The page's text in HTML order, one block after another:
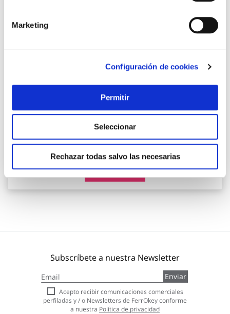
Marketing
Configuración de cookies
Permitir
Seleccionar
Rechazar todas salvo las necesarias
Bolsa ropa al vacio ahorra espacio set 2 uds ordinett
Ordinett
11,70 €
Añadir al carrito
Subscríbete a nuestra Newsletter
a
nuestro
boletín
de
Enviar
Acepto recibir comunicaciones comerciales
perfiladas y / o Newsletters de FerrOkey conforme
a nuestra Política de privacidad